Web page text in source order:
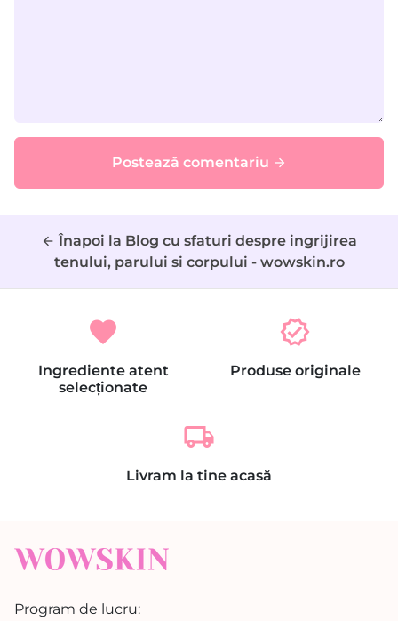
Postează comentariu arrow_forward
arrow_back Înapoi la Blog cu sfaturi despre ingrijirea
tenului, parului si corpului - wowskin.ro
favorite
Ingrediente atent
selecționate
verified
Produse originale
local_shipping
Livram la tine acasă
Program de lucru: